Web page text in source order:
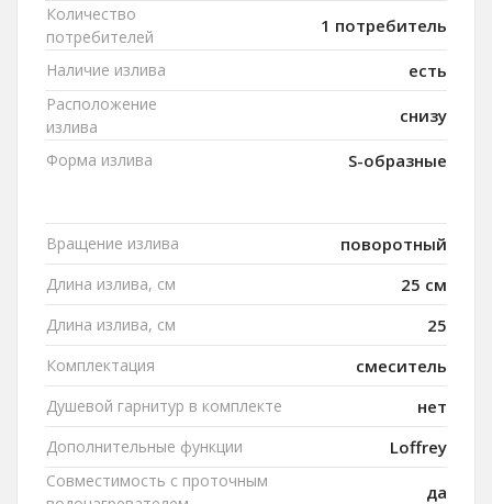
Количество
потребителей
1 потребитель
Наличие излива есть
Расположение
излива
снизу
Форма излива S-образные
Вращение излива поворотный
Длина излива, см 25 см
Длина излива, см 25
Комплектация смеситель
Душевой гарнитур в комплекте нет
Дополнительные функции Loffrey
Совместимость с проточным
да